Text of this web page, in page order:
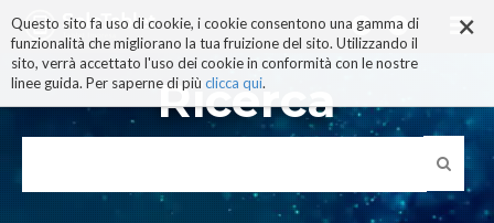
×
Questo sito fa uso di cookie, i cookie consentono una gamma di
funzionalità che migliorano la tua fruizione del sito. Utilizzando il
sito, verrà accettato l'uso dei cookie in conformità con le nostre
linee guida. Per saperne di più clicca qui.
ai
contenuti.
|
alla
navigazione
Ricerca